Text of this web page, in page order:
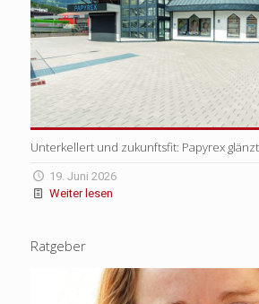
Unterkellert und zukunftsfit: Papyrex
19. Juni 2026
Weiter lesen
Ratgeber